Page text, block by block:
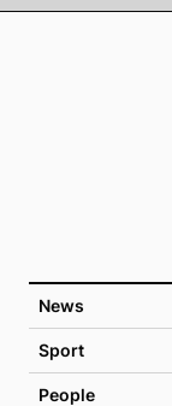
News
Sport
People